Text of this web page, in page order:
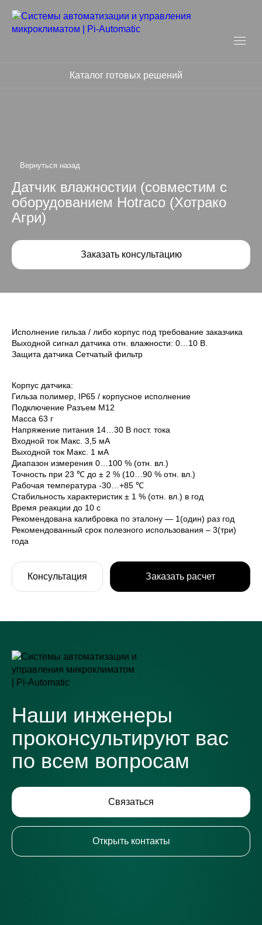
Каталог готовых решений
Датчик влажностии (совместим с
оборудованием Hotraco (Хотрако
Агри)
Заказать консультацию
Исполнение гильза / либо корпус под требование заказчика
Выходной сигнал датчика отн. влажности: 0…10 В.
Защита датчика Сетчатый фильтр
Корпус датчика:
Гильза полимер, IP65 / корпусное исполнение
Подключение Разъем M12
Масса 63 г
Напряжение питания 14…30 В пост. тока
Входной ток Макс. 3,5 мА
Выходной ток Макс. 1 мА
Диапазон измерения 0…100 % (отн. вл.)
Точность при 23 ℃ до ± 2 % (10…90 % отн. вл.)
Рабочая температура -30…+85 ℃
Стабильность характеристик ± 1 % (отн. вл.) в год
Время реакции до 10 с
Рекомендована калибровка по эталону — 1(один) раз год
Рекомендованный срок полезного использования – 3(три)
года
Консультация Заказать расчет
Наши инженеры
проконсультируют вас
по всем вопросам
Связаться
Открыть контакты